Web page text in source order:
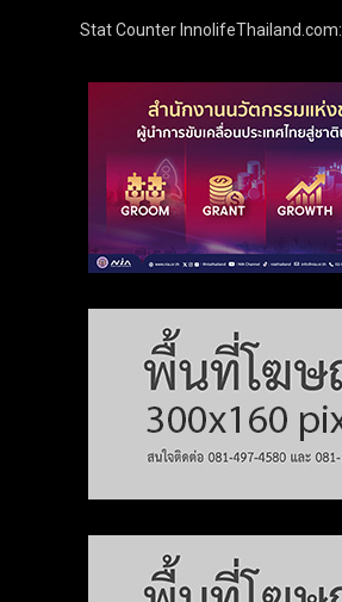
Stat Counter InnolifeThailand.com: